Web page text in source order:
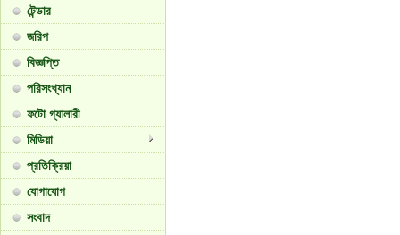
টেন্ডার
জরিপ
বিজ্ঞপ্তি
পরিসংখ্যান
ফটো গ্যালারী
মিডিয়া
প্রতিক্রিয়া
যোগাযোগ
সংবাদ